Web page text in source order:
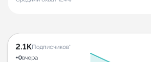
2.1KПодписчиков*
+0вчера